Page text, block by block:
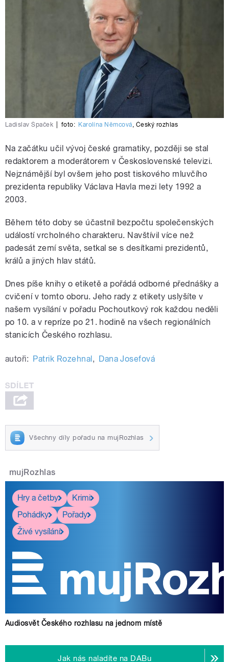
Ladislav Špaček foto: Karolína Němcová, Český rozhlas
Na začátku učil vývoj české gramatiky, později se stal
redaktorem a moderátorem v Československé televizi.
Nejznámější byl ovšem jeho post tiskového mluvčího
prezidenta republiky Václava Havla mezi lety 1992 a
2003.
Během této doby se účastnil bezpočtu společenských
událostí vrcholného charakteru. Navštívil více než
padesát zemí světa, setkal se s desítkami prezidentů,
králů a jiných hlav států.
Dnes píše knihy o etiketě a pořádá odborné přednášky a
cvičení v tomto oboru. Jeho rady z etikety uslyšíte v
našem vysílání v pořadu Pochoutkový rok každou neděli
po 10. a v repríze po 21. hodině na všech regionálních
stanicích Českého rozhlasu.
autoři: Patrik Rozehnal, Dana Josefová
Všechny díly pořadu na mujRozhlas
mujRozhlas
Hry a četby
Krimi
Pohádky
Pořady
Živé vysílání
Audiosvět Českého rozhlasu na jednom místě
Jak nás naladíte na DABu